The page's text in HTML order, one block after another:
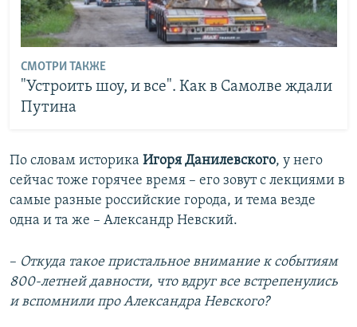
СМОТРИ ТАКЖЕ
"Устроить шоу, и все". Как в Самолве ждали
Путина
По словам историка Игоря Данилевского, у него
сейчас тоже горячее время – его зовут с лекциями в
самые разные российские города, и тема везде
одна и та же – Александр Невский.
– Откуда такое пристальное внимание к событиям
800-летней давности, что вдруг все встрепенулись
и вспомнили про Александра Невского?